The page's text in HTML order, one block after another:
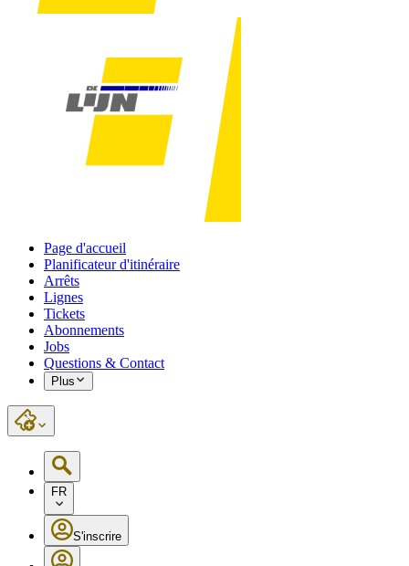
Page d'accueil
Planificateur d'itinéraire
Arrêts
Lignes
Tickets
Abonnements
Jobs
Questions & Contact
Plus
FR
S'inscrire